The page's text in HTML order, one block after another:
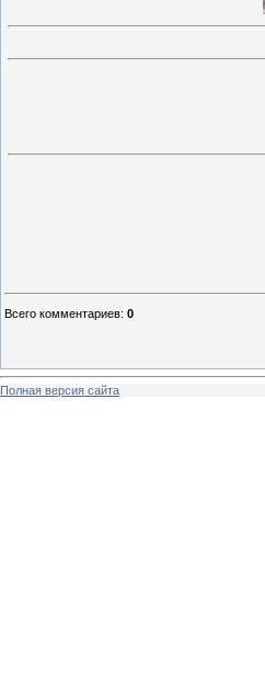
Всего комментариев: 0
Полная версия сайта